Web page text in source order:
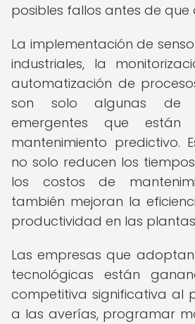
posibles fallos antes de que
La implementación de
industriales, la
automatización de
son solo algunas de
emergentes que están
mantenimiento predictivo.
no solo reducen los
los costos de
también mejoran la
productividad en las
Las empresas que
tecnológicas están
competitiva significativa al
a las averías, programar